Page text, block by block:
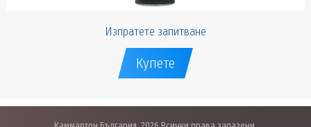
Изпратете запитване
Купете